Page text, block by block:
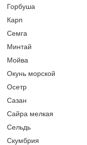
Горбуша
Карп
Семга
Минтай
Мойва
Окунь морской
Осетр
Сазан
Сайра мелкая
Сельдь
Скумбрия